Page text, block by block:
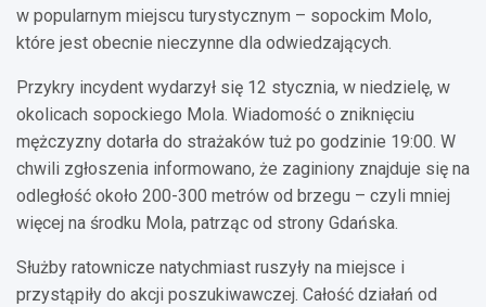
w popularnym miejscu turystycznym – sopockim Molo,
które jest obecnie nieczynne dla odwiedzających.
Przykry incydent wydarzył się 12 stycznia, w niedzielę, w
okolicach sopockiego Mola. Wiadomość o zniknięciu
mężczyzny dotarła do strażaków tuż po godzinie 19:00. W
chwili zgłoszenia informowano, że zaginiony znajduje się na
odległość około 200-300 metrów od brzegu – czyli mniej
więcej na środku Mola, patrząc od strony Gdańska.
Służby ratownicze natychmiast ruszyły na miejsce i
przystąpiły do akcji poszukiwawczej. Całość działań od